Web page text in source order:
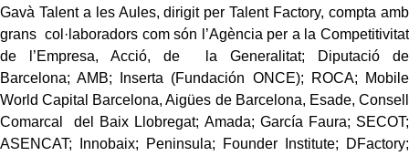
Gavà Talent a les Aules, dirigit per Talent Factory, compta amb
grans col·laboradors com són l’Agència per a la Competitivitat
de l’Empresa, Acció, de la Generalitat; Diputació de
Barcelona; AMB; Inserta (Fundación ONCE); ROCA; Mobile
World Capital Barcelona, Aigües de Barcelona, Esade, Consell
Comarcal del Baix Llobregat; Amada; García Faura; SECOT;
ASENCAT; Innobaix; Peninsula; Founder Institute; DFactory;